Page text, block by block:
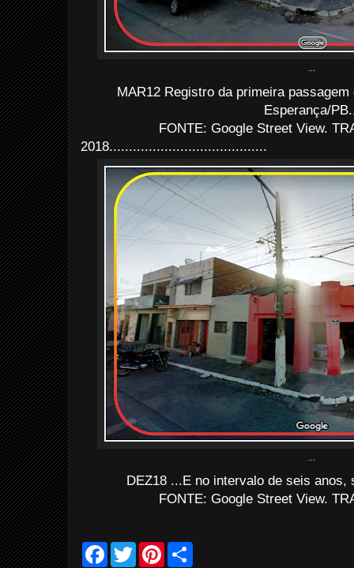
MAR12 Registro da primeira
Esperança/
FONTE: Google Street View.
2018........................................
DEZ18 ...E no intervalo de seis anos,
FONTE: Google Street View.
F
T
w
P